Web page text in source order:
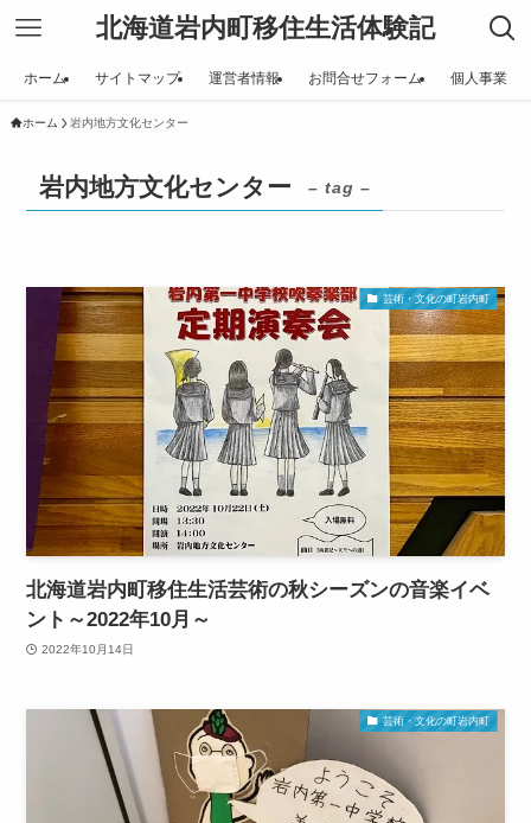
北海道岩内町移住生活体験記
ホーム サイトマップ 運営者情報 お問合せフォーム 個人事業
ホーム 岩内地方文化センター
岩内地方文化センター – tag –
芸術・文化の町岩内町
北海道岩内町移住生活芸術の秋シーズンの音楽イベ
ント～2022年10月～
2022年10月14日
芸術・文化の町岩内町